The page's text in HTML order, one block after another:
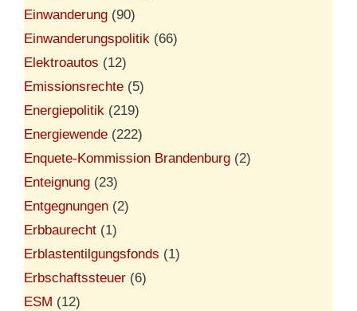
Einwanderung (90)
Einwanderungspolitik (66)
Elektroautos (12)
Emissionsrechte (5)
Energiepolitik (219)
Energiewende (222)
Enquete-Kommission Brandenburg (2)
Enteignung (23)
Entgegnungen (2)
Erbbaurecht (1)
Erblastentilgungsfonds (1)
Erbschaftssteuer (6)
ESM (12)